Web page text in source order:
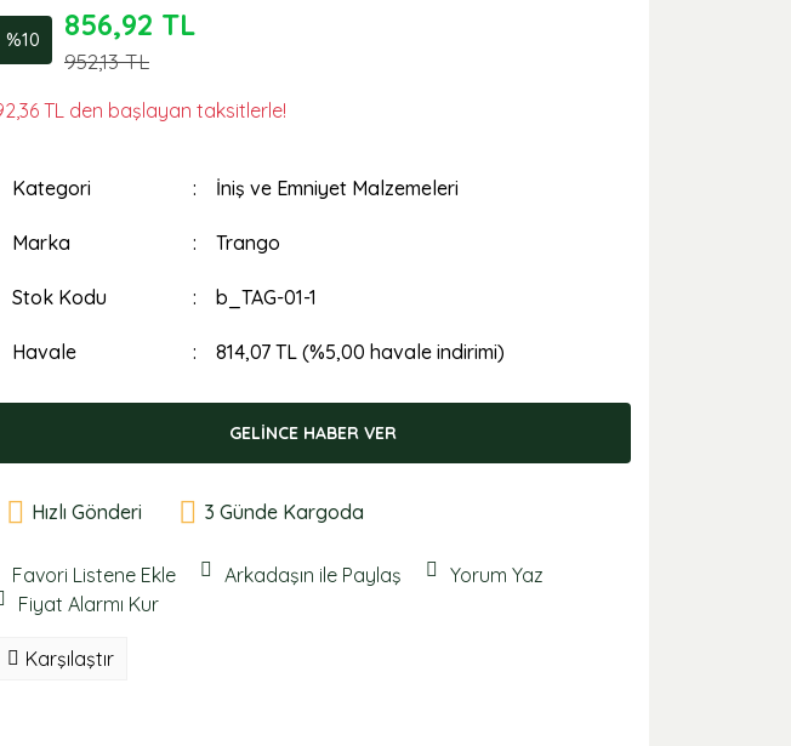
%10 856,92 TL
952,13 TL
TL den başlayan taksitlerle!
Kategori İniş ve Emniyet Malzemeleri
Marka Trango
Stok Kodu b_TAG-01-1
Havale 814,07 TL (%5,00 havale indirimi)
GELİNCE HABER VER
Hızlı Gönderi 3 Günde Kargoda
Arkadaşın ile Paylaş
Yorum Yaz
Fiyat Alarmı Kur
Karşılaştır